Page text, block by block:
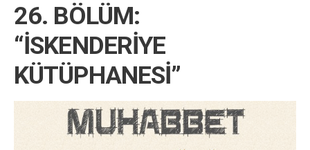
26. BÖLÜM:
“İSKENDERİYE
KÜTÜPHANESİ”